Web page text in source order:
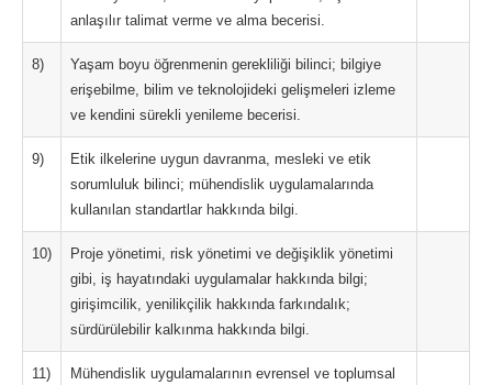
anlaşılır talimat verme ve alma becerisi.
8)
Yaşam boyu öğrenmenin gerekliliği bilinci; bilgiye
erişebilme, bilim ve teknolojideki gelişmeleri izleme
ve kendini sürekli yenileme becerisi.
9)
Etik ilkelerine uygun davranma, mesleki ve etik
sorumluluk bilinci; mühendislik uygulamalarında
kullanılan standartlar hakkında bilgi.
10)
Proje yönetimi, risk yönetimi ve değişiklik yönetimi
gibi, iş hayatındaki uygulamalar hakkında bilgi;
girişimcilik, yenilikçilik hakkında farkındalık;
sürdürülebilir kalkınma hakkında bilgi.
11)
Mühendislik uygulamalarının evrensel ve toplumsal